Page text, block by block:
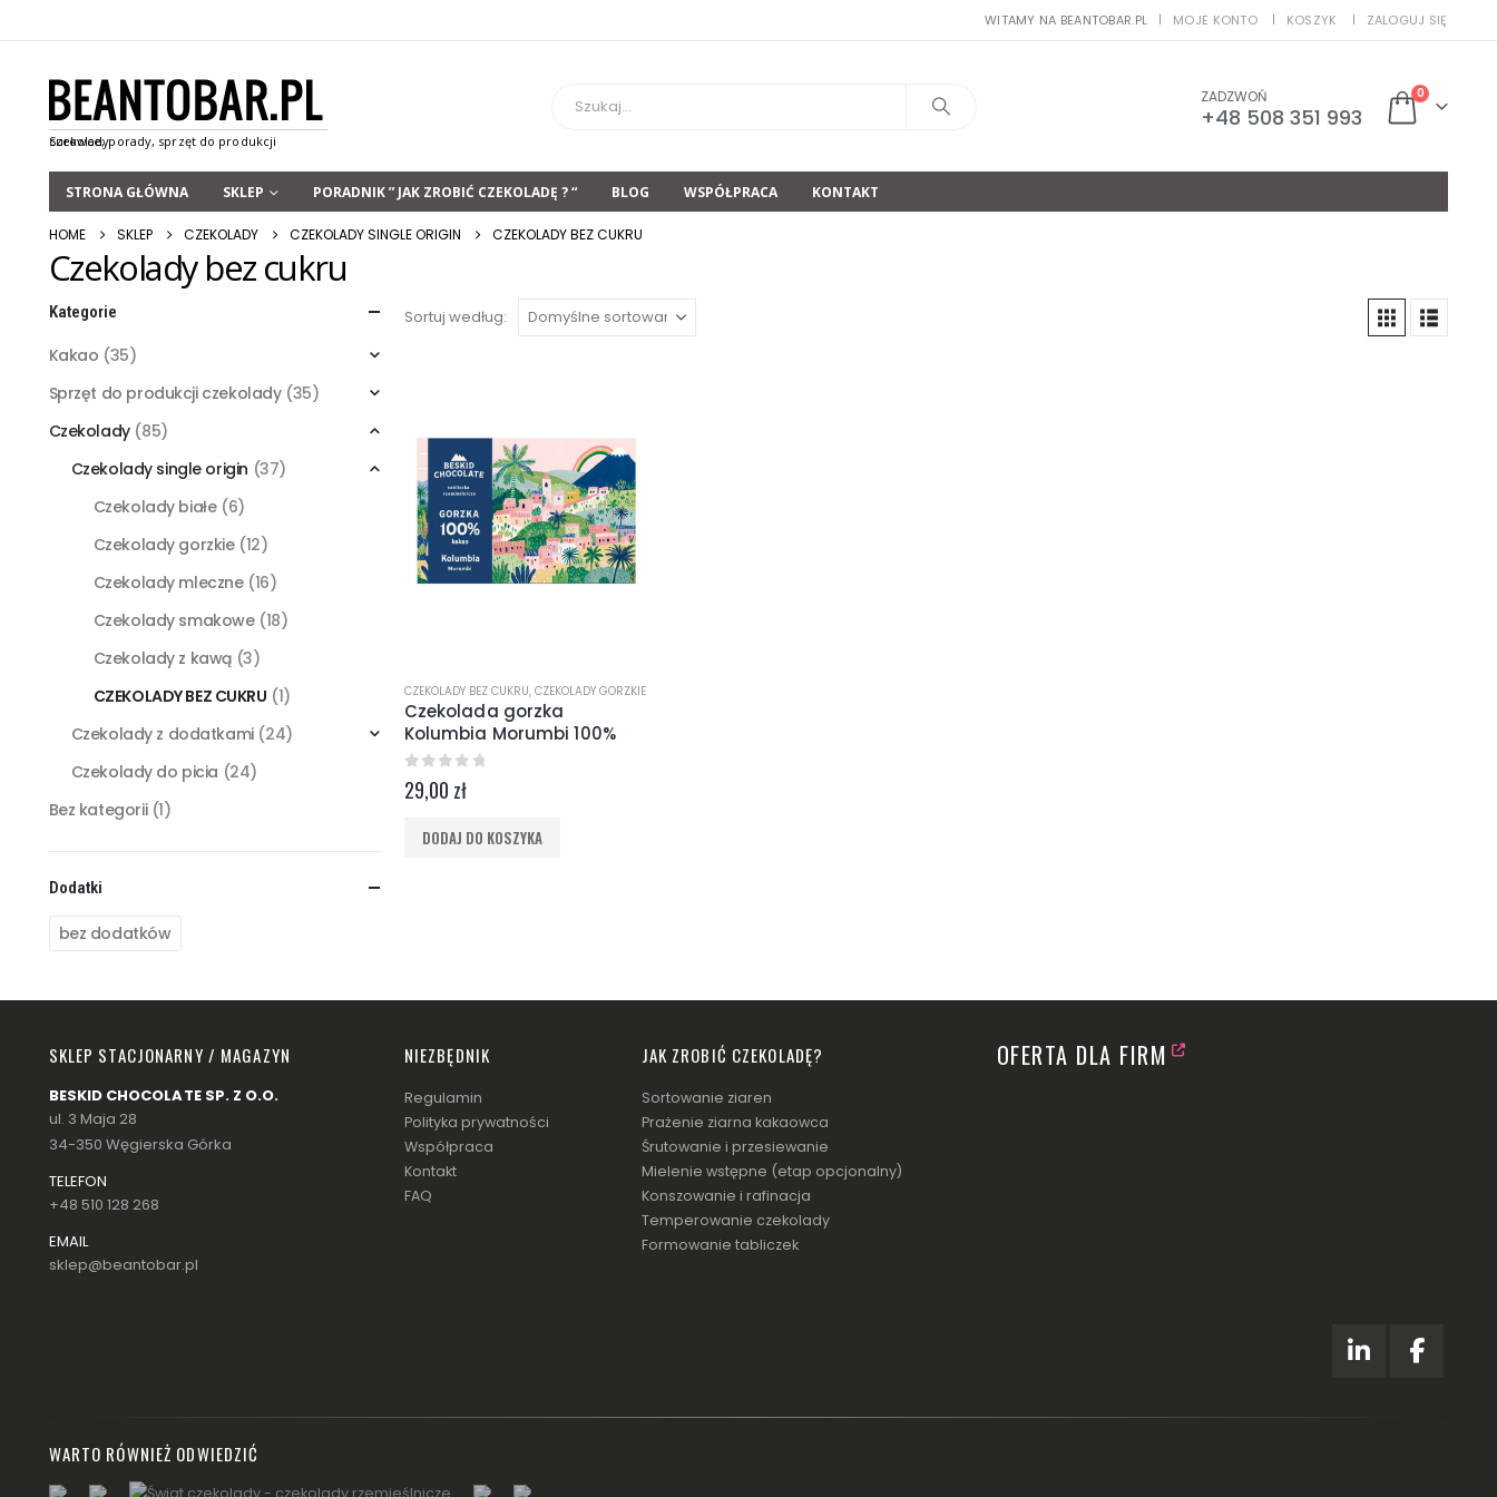
WITAMY NA BEANTOBAR.PL | MOJE KONTO KOSZYK ZALOGUJ SIĘ
ZADZWOŃ
+48 508 351 993
0
STRONA GŁÓWNA SKLEP PORADNIK ” JAK ZROBIĆ CZEKOLADĘ ? “ BLOG WSPÓŁPRACA KONTAKT
HOME SKLEP CZEKOLADY CZEKOLADY SINGLE ORIGIN CZEKOLADY BEZ CUKRU
Czekolady bez cukru
Sortuj według:
CZEKOLADY BEZ CUKRU, CZEKOLADY GORZKIE
Czekolada gorzka
Kolumbia Morumbi 100%
0z 5
29,00 zł
DODAJ DO KOSZYKA
Kategorie
Kakao (35)
Sprzęt do produkcji czekolady (35)
Czekolady (85)
Czekolady single origin (37)
Czekolady białe (6)
Czekolady gorzkie (12)
Czekolady mleczne (16)
Czekolady smakowe (18)
Czekolady z kawą (3)
CZEKOLADY BEZ CUKRU (1)
Czekolady z dodatkami (24)
Czekolady do picia (24)
Bez kategorii (1)
Dodatki
bez dodatków
SKLEP STACJONARNY / MAGAZYN
BESKID CHOCOLATE SP. Z O.O.
ul. 3 Maja 28
34-350 Węgierska Górka
TELEFON
+48 510 128 268
EMAIL
sklep@beantobar.pl
NIEZBĘDNIK
Regulamin
Polityka prywatności
Współpraca
Kontakt
FAQ
JAK ZROBIĆ CZEKOLADĘ?
Sortowanie ziaren
Prażenie ziarna kakaowca
Śrutowanie i przesiewanie
Mielenie wstępne (etap opcjonalny)
Konszowanie i rafinacja
Temperowanie czekolady
Formowanie tabliczek
OFERTA DLA FIRM
WARTO RÓWNIEŻ ODWIEDZIĆ